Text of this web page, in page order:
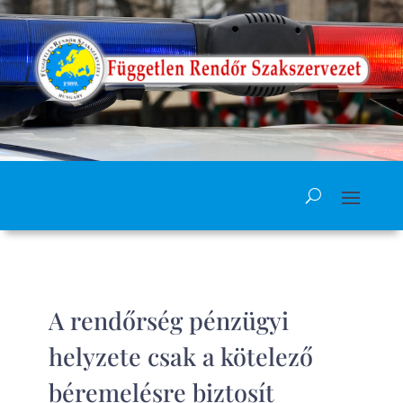
A rendőrség pénzügyi
helyzete csak a kötelező
béremelésre biztosít